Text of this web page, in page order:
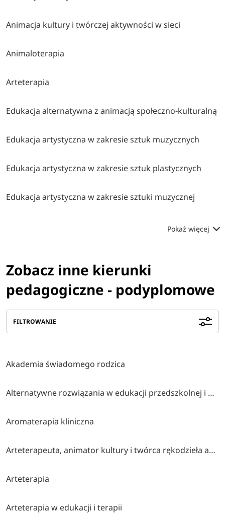
Animacja kultury i twórczej aktywności w sieci
Animaloterapia
Arteterapia
Edukacja alternatywna z animacją społeczno-kulturalną
Edukacja artystyczna w zakresie sztuk muzycznych
Edukacja artystyczna w zakresie sztuk plastycznych
Edukacja artystyczna w zakresie sztuki muzycznej
Pokaż więcej
Zobacz inne kierunki
pedagogiczne - podyplomowe
FILTROWANIE
Akademia świadomego rodzica
Alternatywne rozwiązania w edukacji przedszkolnej i wczesnoszkolnej
Aromaterapia kliniczna
Arteterapeuta, animator kultury i twórca rękodzieła artystycznego
Arteterapia
Arteterapia w edukacji i terapii